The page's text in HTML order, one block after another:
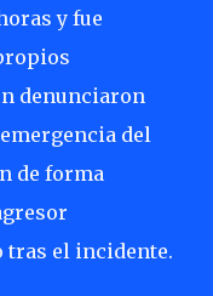
y fue
denunciaron
del
de forma
el incidente.